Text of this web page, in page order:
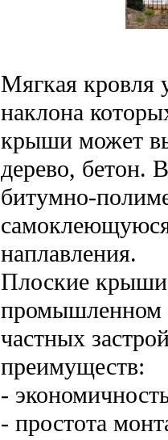
Мягкая кровля
наклона
крыши может
дерево, бетон.
битумно-
наплавления.
Плоские крыши
промышленном
частных
преимуществ:
-
- простота